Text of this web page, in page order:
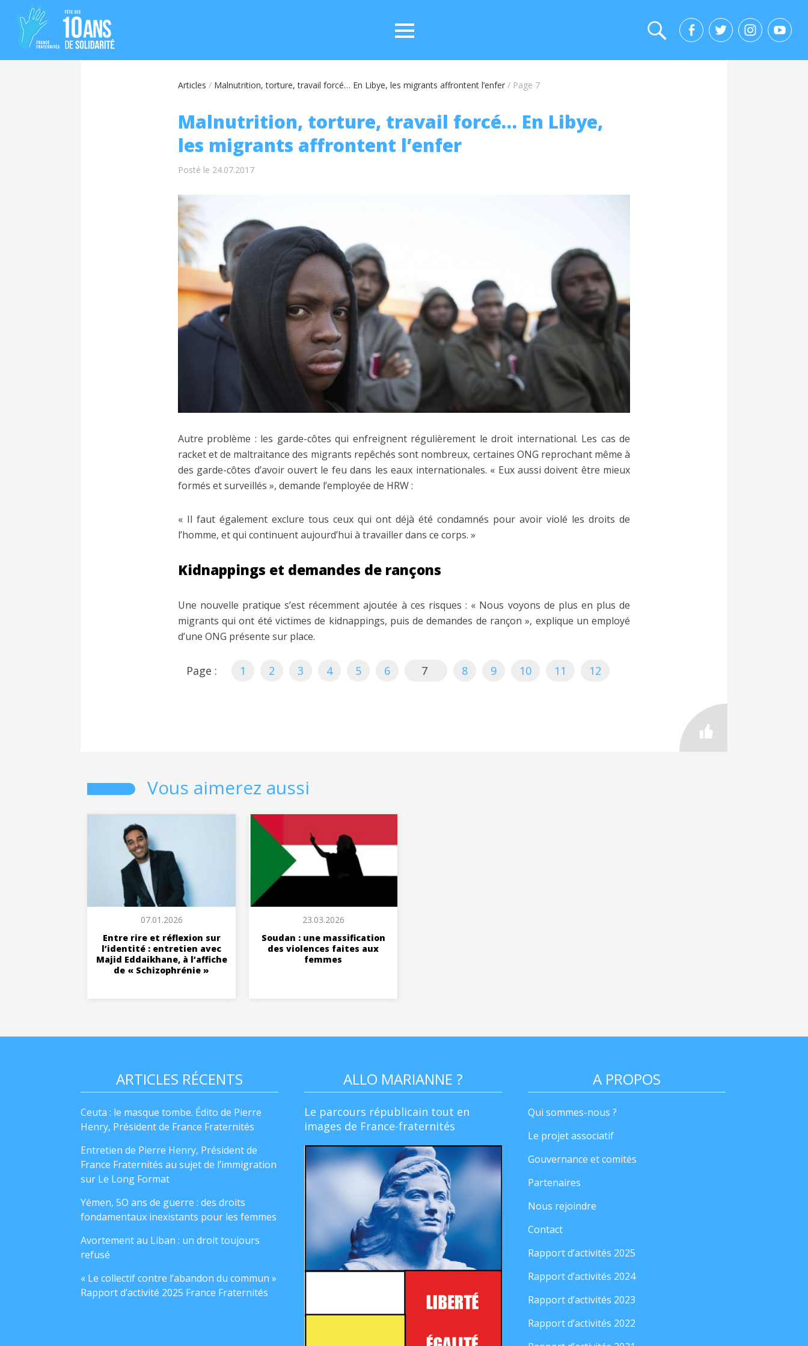
Articles / Malnutrition, torture, travail forcé… En Libye, les migrants affrontent l’enfer/ Page 7
Malnutrition, torture, travail forcé… En Libye,
les migrants affrontent l’enfer
Posté le 24.07.2017
Autre problème : les garde-côtes qui enfreignent régulièrement le droit international. Les cas de
racket et de maltraitance des migrants repêchés sont nombreux, certaines ONG reprochant même à
des garde-côtes d’avoir ouvert le feu dans les eaux internationales. « Eux aussi doivent être mieux
formés et surveillés », demande l’employée de HRW :
« Il faut également exclure tous ceux qui ont déjà été condamnés pour avoir violé les droits de
l’homme, et qui continuent aujourd’hui à travailler dans ce corps. »
Kidnappings et demandes de rançons
Une nouvelle pratique s’est récemment ajoutée à ces risques : « Nous voyons de plus en plus de
migrants qui ont été victimes de kidnappings, puis de demandes de rançon », explique un employé
d’une ONG présente sur place.
Page : 1 2 3 4 5 6 7 8 9 10 11 12
Vous aimerez aussi
07.01.2026
Entre rire et réflexion sur
l’identité : entretien avec
Majid Eddaikhane, à l’affiche
de « Schizophrénie »
23.03.2026
Soudan : une massification
des violences faites aux
femmes
ARTICLES RÉCENTS
Ceuta : le masque tombe. Édito de Pierre
Henry, Président de France Fraternités
Entretien de Pierre Henry, Président de
France Fraternités au sujet de l’immigration
sur Le Long Format
Yémen, 5O ans de guerre : des droits
fondamentaux inexistants pour les femmes
Avortement au Liban : un droit toujours
refusé
« Le collectif contre l’abandon du commun »
Rapport d’activité 2025 France Fraternités
ALLO MARIANNE ?
Le parcours républicain tout en
images de France-fraternités
A PROPOS
Qui sommes-nous ?
Le projet associatif
Gouvernance et comités
Partenaires
Nous rejoindre
Contact
Rapport d’activités 2025
Rapport d’activités 2024
Rapport d’activités 2023
Rapport d’activités 2022